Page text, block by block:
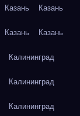
Казань Казань
Казань Казань
Калининград
Калининград
Калининград